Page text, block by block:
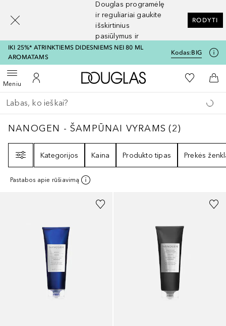
Douglas programėlę
ir reguliariai gaukite
išskirtinius
pasiūlymus ir
nuolaidas
RODYTI
IKI 25%* ATRINKTIEMS DIDESNIEMS NEI 80 ML
AROMATAMS
Kodas:BIG
MeniuAtidaryti meniuĮ mano paskyrą
Į Douglas pagrindinį
Į mano
Į
Grįžk atgal
Vykdykite paiešką
NANOGEN - ŠAMPŪNAI VYRAMS2
NANOGEN - ŠAMPŪNAI VYRAMS (2)
Kategorijos
Kaina Produkto tipas Prekės
Pastabos apie rūšiavimą
[navigation.slideout.screenreader]